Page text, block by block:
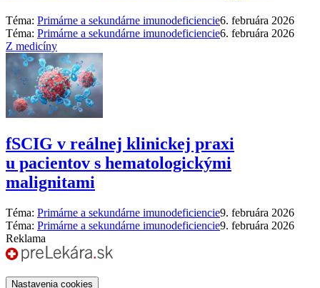
Téma: Primárne a sekundárne imunodeficiencie6. februára 2026
Téma: Primárne a sekundárne imunodeficiencie6. februára 2026
Z medicíny
fSCIG v reálnej klinickej praxi
u pacientov s hematologickými
malignitami
Téma: Primárne a sekundárne imunodeficiencie9. februára 2026
Téma: Primárne a sekundárne imunodeficiencie9. februára 2026
Reklama
Nastavenia cookies